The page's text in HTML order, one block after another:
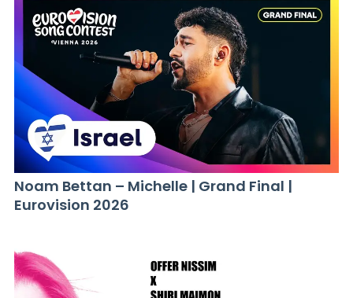
Noam Bettan – Michelle | Grand Final |
Eurovision 2026